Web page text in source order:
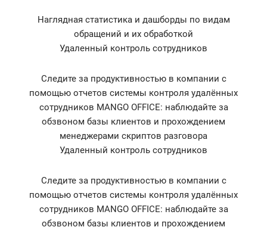
Наглядная статистика и дашборды по видам
обращений и их обработкой
Удаленный контроль сотрудников
Следите за продуктивностью в компании с
помощью отчетов системы контроля удалённых
сотрудников MANGO OFFICE: наблюдайте за
обзвоном базы клиентов и прохождением
менеджерами скриптов разговора
Удаленный контроль сотрудников
Следите за продуктивностью в компании с
помощью отчетов системы контроля удалённых
сотрудников MANGO OFFICE: наблюдайте за
обзвоном базы клиентов и прохождением